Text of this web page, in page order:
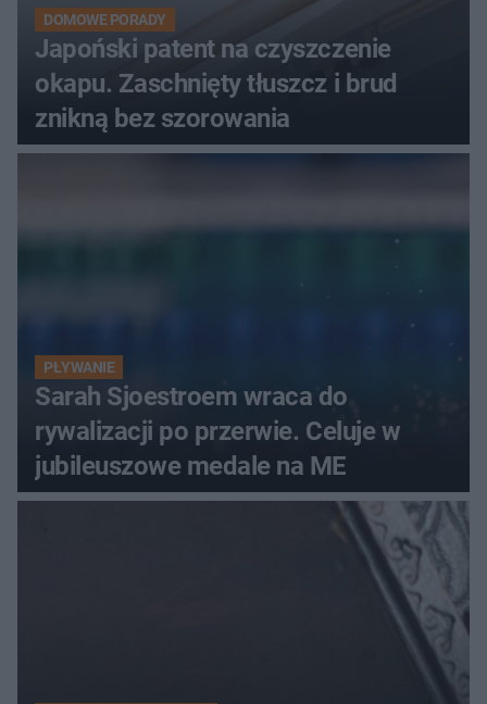
DOMOWE PORADY
Japoński patent na czyszczenie
okapu. Zaschnięty tłuszcz i brud
znikną bez szorowania
PŁYWANIE
Sarah Sjoestroem wraca do
rywalizacji po przerwie. Celuje w
jubileuszowe medale na ME